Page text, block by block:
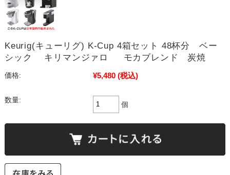
Keurig(キューリグ) K-Cup 4箱セット 48杯分 ベー
シック キリマンジァロ モカブレンド 炭焼
価格: ¥5,480 (税込)
数量:
個